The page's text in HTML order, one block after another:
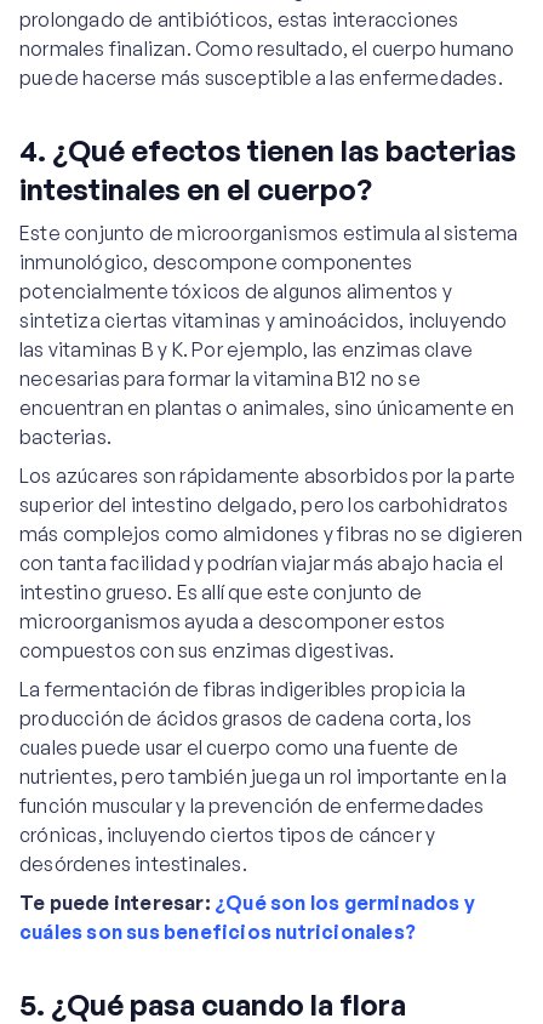
prolongado de antibióticos, estas interacciones
normales finalizan. Como resultado, el cuerpo humano
puede hacerse más susceptible a las enfermedades.
4. ¿Qué efectos tienen las bacterias
intestinales en el cuerpo?
Este conjunto de microorganismos estimula al sistema
inmunológico, descompone componentes
potencialmente tóxicos de algunos alimentos y
sintetiza ciertas vitaminas y aminoácidos, incluyendo
las vitaminas B y K. Por ejemplo, las enzimas clave
necesarias para formar la vitamina B12 no se
encuentran en plantas o animales, sino únicamente en
bacterias.
Los azúcares son rápidamente absorbidos por la parte
superior del intestino delgado, pero los carbohidratos
más complejos como almidones y fibras no se digieren
con tanta facilidad y podrían viajar más abajo hacia el
intestino grueso. Es allí que este conjunto de
microorganismos ayuda a descomponer estos
compuestos con sus enzimas digestivas.
La fermentación de fibras indigeribles propicia la
producción de ácidos grasos de cadena corta, los
cuales puede usar el cuerpo como una fuente de
nutrientes, pero también juega un rol importante en la
función muscular y la prevención de enfermedades
crónicas, incluyendo ciertos tipos de cáncer y
desórdenes intestinales.
Te puede interesar: ¿Qué son los germinados y
cuáles son sus beneficios nutricionales?
5. ¿Qué pasa cuando la flora